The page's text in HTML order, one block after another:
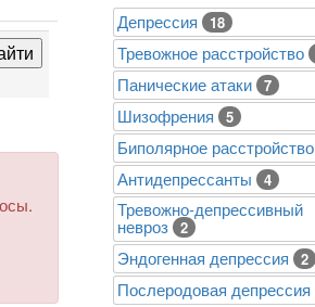
Депрессия 18
Тревожное расстройство
Панические атаки 7
Шизофрения 5
Биполярное расстройство
Антидепрессанты 4
Тревожно-депрессивный
невроз 2
Эндогенная депрессия 2
Послеродовая депрессия